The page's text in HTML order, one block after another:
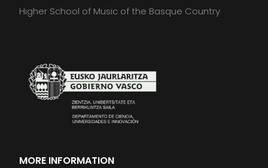
Higher School of Music of the Basque Country
MORE INFORMATION